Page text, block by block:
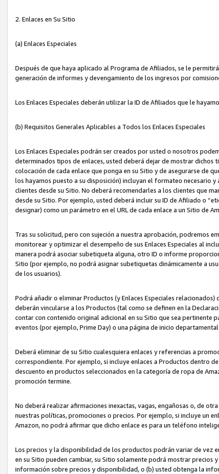
2. Enlaces en Su Sitio
(a) Enlaces Especiales
Después de que haya aplicado al Programa de Afiliados, se le
generación de informes y devengamiento de los ingresos por
Los Enlaces Especiales deberán utilizar la ID de Afiliados que le
(b) Requisitos Generales Aplicables a Todos los Enlaces Especiales
Los Enlaces Especiales podrán ser creados por usted o nosotros
determinados tipos de enlaces, usted deberá dejar de mostrar dichos
colocación de cada enlace que ponga en su Sitio y de asegurarse de
los hayamos puesto a su disposición) incluyan el formateo necesario
clientes desde su Sitio. No deberá recomendarles a los clientes que
desde su Sitio. Por ejemplo, usted deberá incluir su ID de Afiliado o
designar) como un parámetro en el URL de cada enlace a un Sitio de
Tras su solicitud, pero con sujeción a nuestra aprobación, podremos
monitorear y optimizar el desempeño de sus Enlaces Especiales al
manera podrá asociar subetiqueta alguna, otro ID o informe
Sitio (por ejemplo, no podrá asignar subetiquetas dinámicamente a
de los usuarios).
Podrá añadir o eliminar Productos (y Enlaces Especiales
deberán vincularse a los Productos (tal como se definen en la
contar con contenido original adicional en su Sitio que sea pertinente
eventos (por ejemplo, Prime Day) o una página de inicio
Deberá eliminar de su Sitio cualesquiera enlaces y referencias a
correspondiente. Por ejemplo, si incluye enlaces a Productos dentro
descuento en productos seleccionados en la categoría de ropa de
promoción termine.
No deberá realizar afirmaciones inexactas, vagas, engañosas o, de
nuestras políticas, promociones o precios. Por ejemplo, si incluye un
Amazon, no podrá afirmar que dicho enlace es para un teléfono
Los precios y la disponibilidad de los productos podrán variar de vez
en su Sitio pueden cambiar, su Sitio solamente podrá mostrar
información sobre precios y disponibilidad, o (b) usted obtenga la